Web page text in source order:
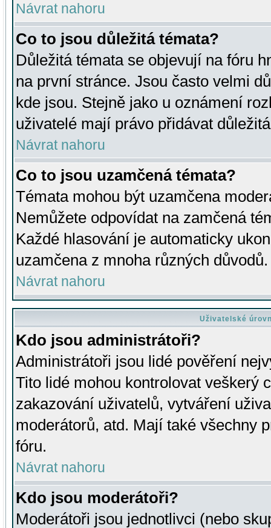
Návrat nahoru
Co to jsou důležitá témata?
Důležitá témata se objevují na fóru
na první stránce. Jsou často velmi
kde jsou. Stejně jako u oznámení
uživatelé mají právo přidávat
Návrat nahoru
Co to jsou uzamčená témata?
Témata mohou být uzamčena
Nemůžete odpovídat na zamčená
Každé hlasování je automaticky
uzamčena z mnoha různých důvodů.
Návrat nahoru
Uživatelské
Kdo jsou administrátoři?
Administrátoři jsou lidé pověření
Tito lidé mohou kontrolovat veškerý
zakazování uživatelů, vytváření
moderátorů, atd. Mají také všechny
fóru.
Návrat nahoru
Kdo jsou moderátoři?
Moderátoři jsou jednotlivci (nebo